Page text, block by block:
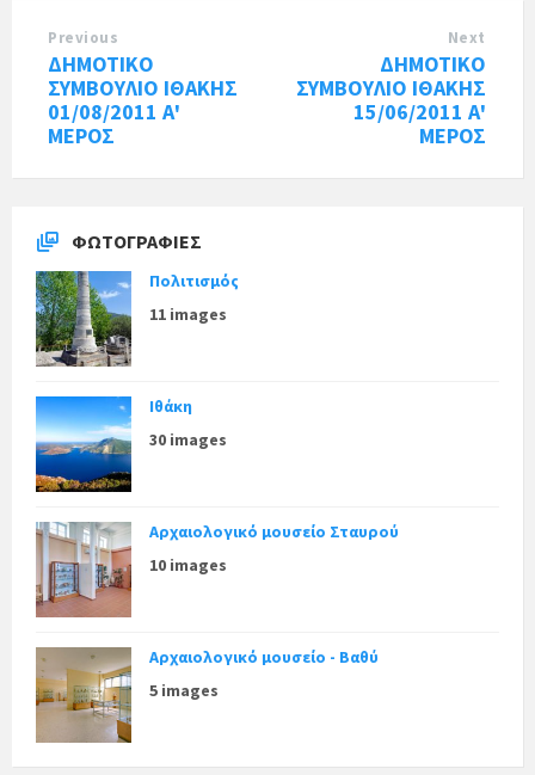
Previous
ΔΗΜΟΤΙΚΟ
ΣΥΜΒΟΥΛΙΟ ΙΘΑΚΗΣ
01/08/2011 Α'
ΜΕΡΟΣ
Next
ΔΗΜΟΤΙΚΟ
ΣΥΜΒΟΥΛΙΟ ΙΘΑΚΗΣ
15/06/2011 Α'
ΜΕΡΟΣ
ΦΩΤΟΓΡΑΦΊΕΣ
Πολιτισμός
11 images
Ιθάκη
30 images
Αρχαιολογικό μουσείο Σταυρού
10 images
Αρχαιολογικό μουσείο - Βαθύ
5 images